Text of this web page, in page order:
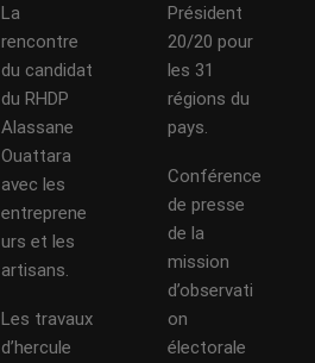
La
rencontre
du candidat
du RHDP
Alassane
Ouattara
avec les
entreprene
urs et les
artisans.
Les travaux
d’hercule
Président
20/20 pour
les 31
régions du
pays.
Conférence
de presse
de la
mission
d’observati
on
électorale